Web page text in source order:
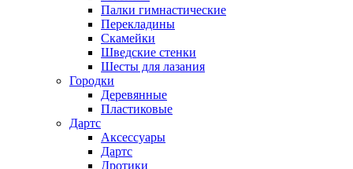
Палки гимнастические
Перекладины
Скамейки
Шведские стенки
Шесты для лазания
Городки
Деревянные
Пластиковые
Дартс
Аксессуары
Дартс
Дротики